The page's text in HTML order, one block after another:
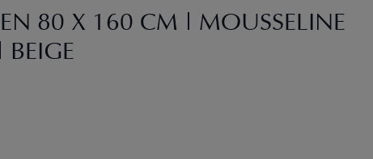
80 X 160 CM | MOUSSELINE